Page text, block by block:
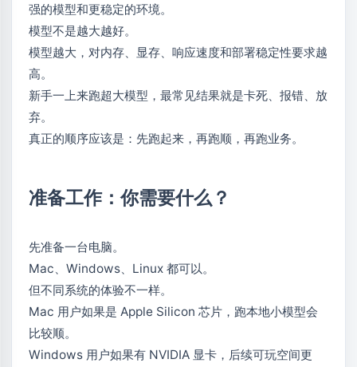
强的模型和更稳定的环境。
模型不是越大越好。
模型越大，对内存、显存、响应速度和部署稳定性要求越
高。
新手一上来跑超大模型，最常见结果就是卡死、报错、放
弃。
真正的顺序应该是：先跑起来，再跑顺，再跑业务。
准备工作：你需要什么？
先准备一台电脑。
Mac、Windows、Linux 都可以。
但不同系统的体验不一样。
Mac 用户如果是 Apple Silicon 芯片，跑本地小模型会
比较顺。
Windows 用户如果有 NVIDIA 显卡，后续可玩空间更